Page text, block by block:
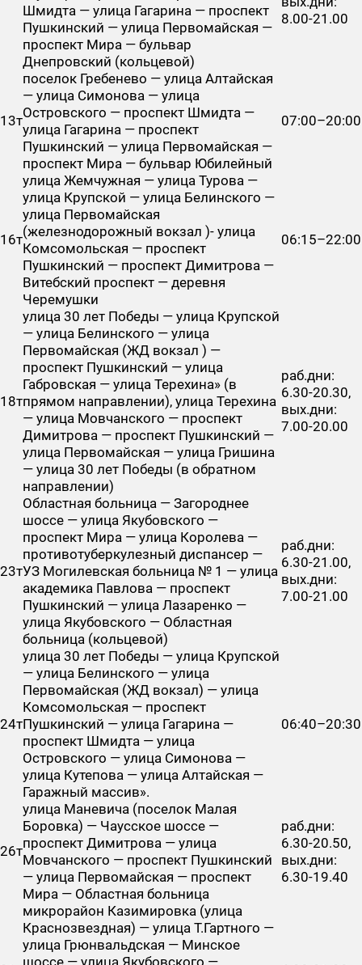
Шмидта — улица Гагарина — проспект
Пушкинский — улица Первомайская —
проспект Мира — бульвар
Днепровский (кольцевой)
8.00-21.00
13т
поселок Гребенево — улица Алтайская
— улица Симонова — улица
Островского — проспект Шмидта —
улица Гагарина — проспект
Пушкинский — улица Первомайская —
проспект Мира — бульвар Юбилейный
07:00–20:00
16т
улица Жемчужная — улица Турова —
улица Крупской — улица Белинского —
улица Первомайская
(железнодорожный вокзал )- улица
Комсомольская — проспект
Пушкинский — проспект Димитрова —
Витебский проспект — деревня
Черемушки
06:15–22:00
18т
улица 30 лет Победы — улица Крупской
— улица Белинского — улица
Первомайская (ЖД вокзал ) —
проспект Пушкинский — улица
Габровская — улица Терехина» (в
прямом направлении), улица Терехина
— улица Мовчанского — проспект
Димитрова — проспект Пушкинский —
улица Первомайская — улица Гришина
— улица 30 лет Победы (в обратном
направлении)
раб.дни:
6.30-20.30,
вых.дни:
7.00-20.00
23т
Областная больница — Загороднее
шоссе — улица Якубовского —
проспект Мира — улица Королева —
противотуберкулезный диспансер —
УЗ Могилевская больница № 1 — улица
академика Павлова — проспект
Пушкинский — улица Лазаренко —
улица Якубовского — Областная
больница (кольцевой)
раб.дни:
6.30-21.00,
вых.дни:
7.00-21.00
24т
улица 30 лет Победы — улица Крупской
— улица Белинского — улица
Первомайская (ЖД вокзал) — улица
Комсомольская — проспект
Пушкинский — улица Гагарина —
проспект Шмидта — улица
Островского — улица Симонова —
улица Кутепова — улица Алтайская —
Гаражный массив».
06:40–20:30
26т
улица Маневича (поселок Малая
Боровка) — Чаусское шоссе —
проспект Димитрова — улица
Мовчанского — проспект Пушкинский
— улица Первомайская — проспект
Мира — Областная больница
раб.дни:
6.30-20.50,
вых.дни:
6.30-19.40
микрорайон Казимировка (улица
Краснозвездная) — улица Т.Гартного —
улица Грюнвальдская — Минское
шоссе — улица Якубовского —